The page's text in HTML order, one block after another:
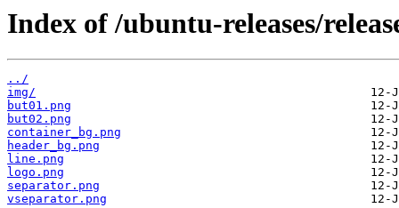
Index of /ubuntu-releases/
../
img/
but01.png
but02.png
container_bg.png
header_bg.png
line.png
logo.png
separator.png
vseparator.png